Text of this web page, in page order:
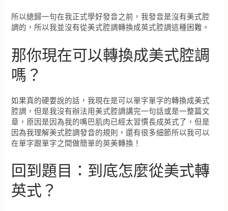
所以總歸一句在我正式學好發音之前，我發音是沒有美式腔
調的，所以我並沒有從美式腔調轉換成英式腔調這種困難。
那你現在可以轉換成美式腔調
嗎？
如果真的硬要說的話，我現在是可以單字單字的轉換成美式
腔調，但是我沒有辦法用美式腔調講完一句話或是一整篇文
章，原因是因為我的嘴巴肌肉已經太習慣長成英式了，但是
因為我理解美式腔調發音的規則，還有很多細節所以我可以
在單字跟單字之間做簡單的英美轉換！
回到題目：到底怎麼從美式轉
英式？